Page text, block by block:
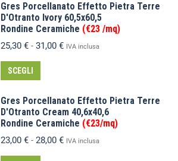
Gres Porcellanato Effetto Pietra Terre
D'Otranto Ivory 60,5x60,5
Rondine Ceramiche (€23 /mq)
25,30 € - 31,00 € IVA inclusa
SCEGLI
Gres Porcellanato Effetto Pietra Terre
D'Otranto Cream 40,6x40,6
Rondine Ceramiche (€23/mq)
23,00 € - 28,00 € IVA inclusa